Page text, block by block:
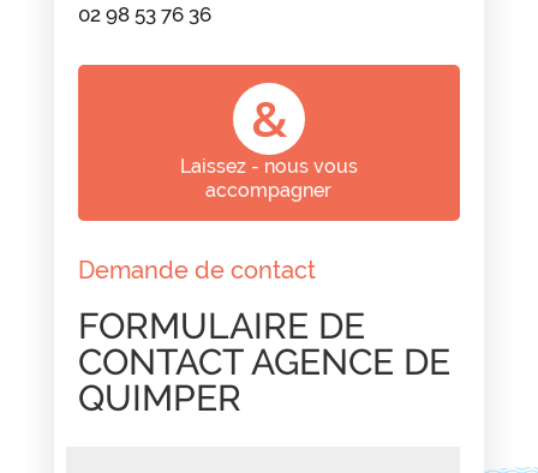
02 98 53 76 36
&
Laissez - nous vous
accompagner
Demande de contact
FORMULAIRE DE
CONTACT AGENCE DE
QUIMPER